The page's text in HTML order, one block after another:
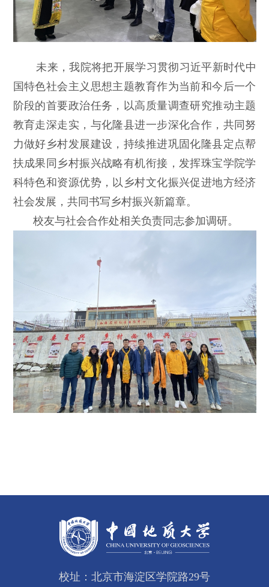
未来，我院将把开展学习贯彻习近平新时代中
国特色社会主义思想主题教育作为当前和今后一个
阶段的首要政治任务，以高质量调查研究推动主题
教育走深走实，与化隆县进一步深化合作，共同努
力做好乡村发展建设，持续推进巩固化隆县定点帮
扶成果同乡村振兴战略有机衔接，发挥珠宝学院学
科特色和资源优势，以乡村文化振兴促进地方经济
社会发展，共同书写乡村振兴新篇章。
校友与社会合作处相关负责同志参加调研。
校址：北京市海淀区学院路29号